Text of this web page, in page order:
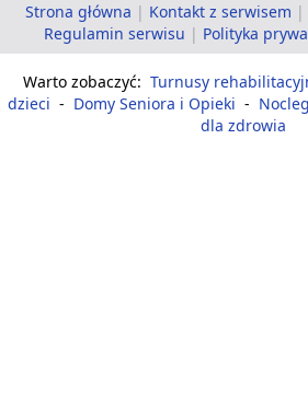
Strona główna | Kontakt z serwisem |
Regulamin serwisu | Polityka
Warto zobaczyć: Turnusy
dzieci - Domy Seniora i Opieki -
dla zdrowia